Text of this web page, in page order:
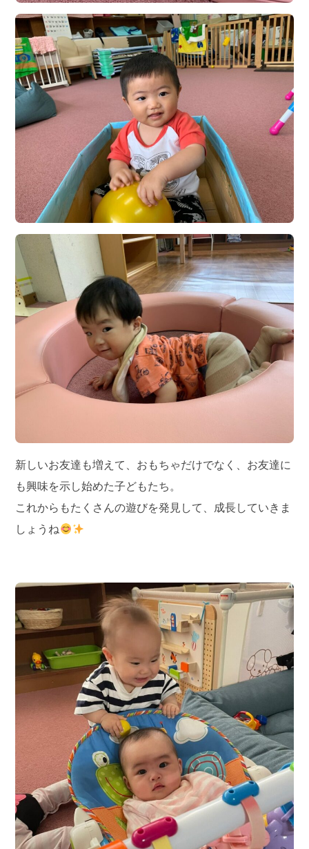
新しいお友達も増えて、おもちゃだけでなく、お友達に
も興味を示し始めた子どもたち。
これからもたくさんの遊びを発見して、成長していきま
しょうね